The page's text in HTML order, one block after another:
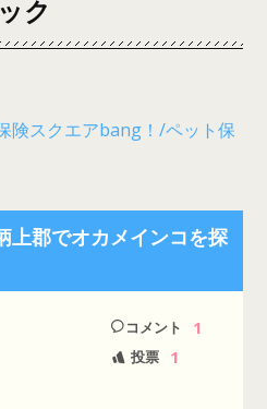
ク
険スクエアbang！/ペット保
上郡でオカメインコを探
コメント 1
投票 1